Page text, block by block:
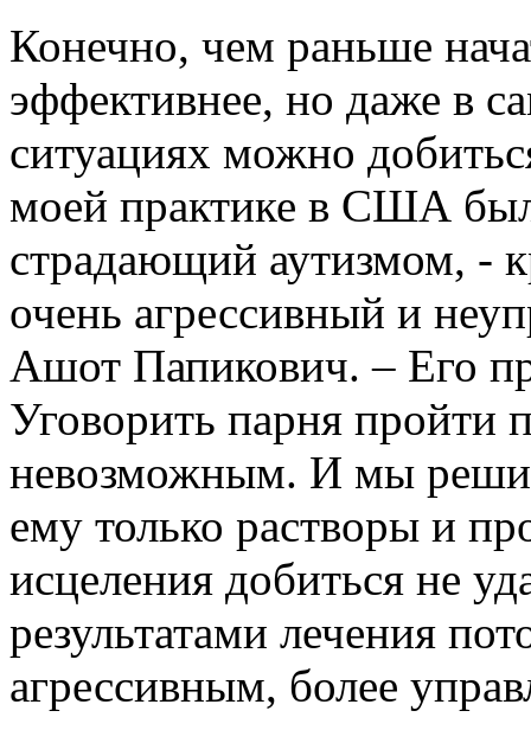
Конечно, чем раньше
эффективнее, но даже в
ситуациях можно
моей практике в США
страдающий аутизмом, -
очень агрессивный и
Ашот Папикович. – Его
Уговорить парня пройти
невозможным. И мы
ему только растворы и
исцеления добиться не
результатами лечения
агрессивным, более